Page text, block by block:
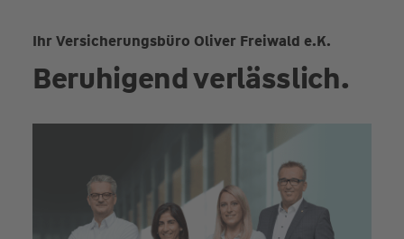
Ihr Versicherungsbüro Oliver Freiwald e.K.
Beruhigend verlässlich.